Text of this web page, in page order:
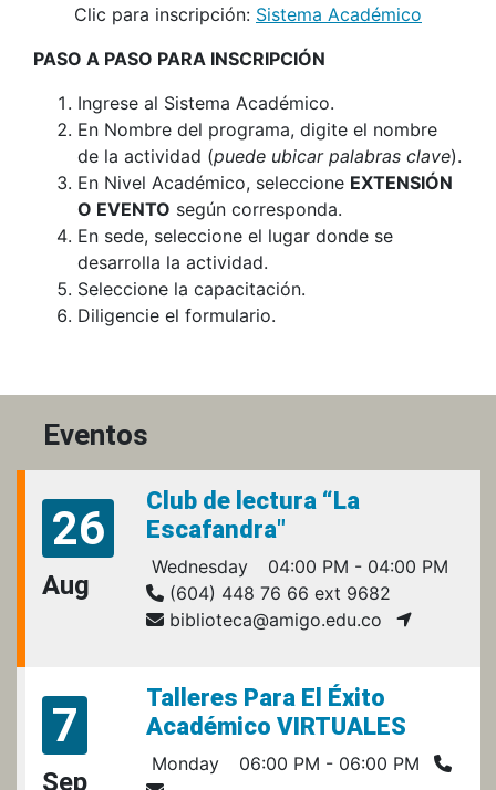
Clic para inscripción: Sistema Académico
PASO A PASO PARA INSCRIPCIÓN
Ingrese al Sistema Académico.
En Nombre del programa, digite el nombre
de la actividad (puede ubicar palabras clave).
En Nivel Académico, seleccione EXTENSIÓN
O EVENTO según corresponda.
En sede, seleccione el lugar donde se
desarrolla la actividad.
Seleccione la capacitación.
Diligencie el formulario.
Eventos
26
Aug
Club de lectura “La
Escafandra"
Wednesday
04:00 PM - 04:00 PM
(604) 448 76 66 ext 9682
biblioteca@amigo.edu.co
7
Sep
Talleres Para El Éxito
Académico VIRTUALES
Monday 06:00 PM - 06:00 PM